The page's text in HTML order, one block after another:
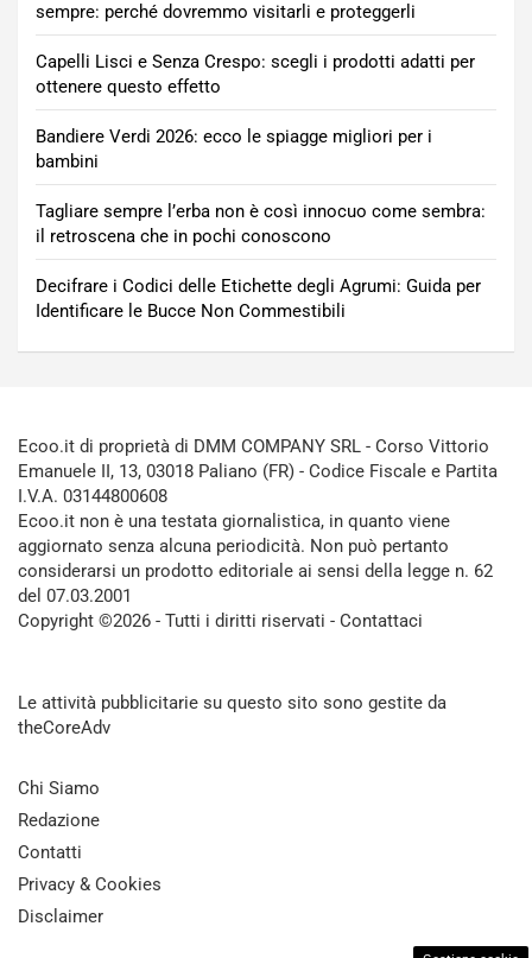
sempre: perché dovremmo visitarli e proteggerli
Capelli Lisci e Senza Crespo: scegli i prodotti adatti per
ottenere questo effetto
Bandiere Verdi 2026: ecco le spiagge migliori per i
bambini
Tagliare sempre l’erba non è così innocuo come sembra:
il retroscena che in pochi conoscono
Decifrare i Codici delle Etichette degli Agrumi: Guida per
Identificare le Bucce Non Commestibili
Ecoo.it di proprietà di DMM COMPANY SRL - Corso Vittorio
Emanuele II, 13, 03018 Paliano (FR) - Codice Fiscale e Partita
I.V.A. 03144800608
Ecoo.it non è una testata giornalistica, in quanto viene
aggiornato senza alcuna periodicità. Non può pertanto
considerarsi un prodotto editoriale ai sensi della legge n. 62
del 07.03.2001
Copyright ©2026 - Tutti i diritti riservati - Contattaci
Le attività pubblicitarie su questo sito sono gestite da
theCoreAdv
Chi Siamo
Redazione
Contatti
Privacy & Cookies
Disclaimer